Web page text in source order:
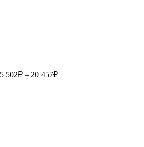
502₽ – 20 457₽